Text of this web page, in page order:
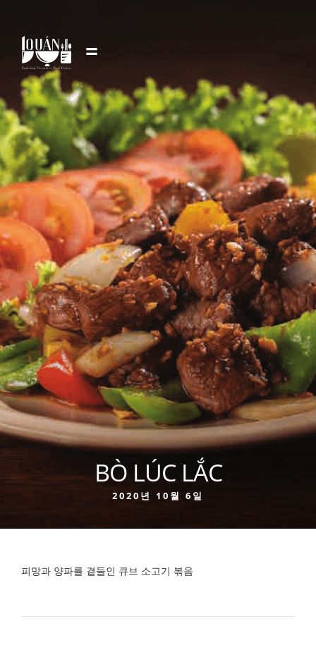
BÒ LÚC LẮC
2020년 10월 6일
피망과 양파를 곁들인 큐브 소고기 볶음